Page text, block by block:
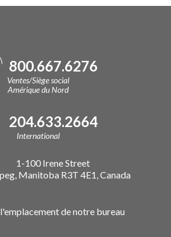
800.667.6276
Ventes/Siège social
Amérique du Nord
204.633.2664
International
1-100 Irene Street
Manitoba R3T 4E1, Canada
de notre bureau